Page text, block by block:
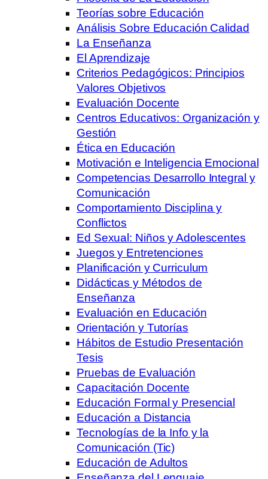
Teorías sobre Educación
Análisis Sobre Educación Calidad
La Enseñanza
El Aprendizaje
Criterios Pedagógicos: Principios
Valores Objetivos
Evaluación Docente
Centros Educativos: Organización y
Gestión
Ética en Educación
Motivación e Inteligencia Emocional
Competencias Desarrollo Integral y
Comunicación
Comportamiento Disciplina y
Conflictos
Ed Sexual: Niños y Adolescentes
Juegos y Entretenciones
Planificación y Curriculum
Didácticas y Métodos de
Enseñanza
Evaluación en Educación
Orientación y Tutorías
Hábitos de Estudio Presentación
Tesis
Pruebas de Evaluación
Capacitación Docente
Educación Formal y Presencial
Educación a Distancia
Tecnologías de la Info y la
Comunicación (Tic)
Educación de Adultos